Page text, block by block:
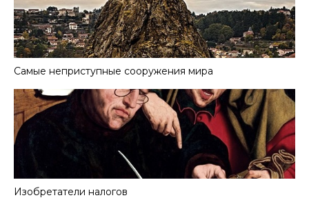
Самые неприступные сооружения мира
Изобретатели налогов